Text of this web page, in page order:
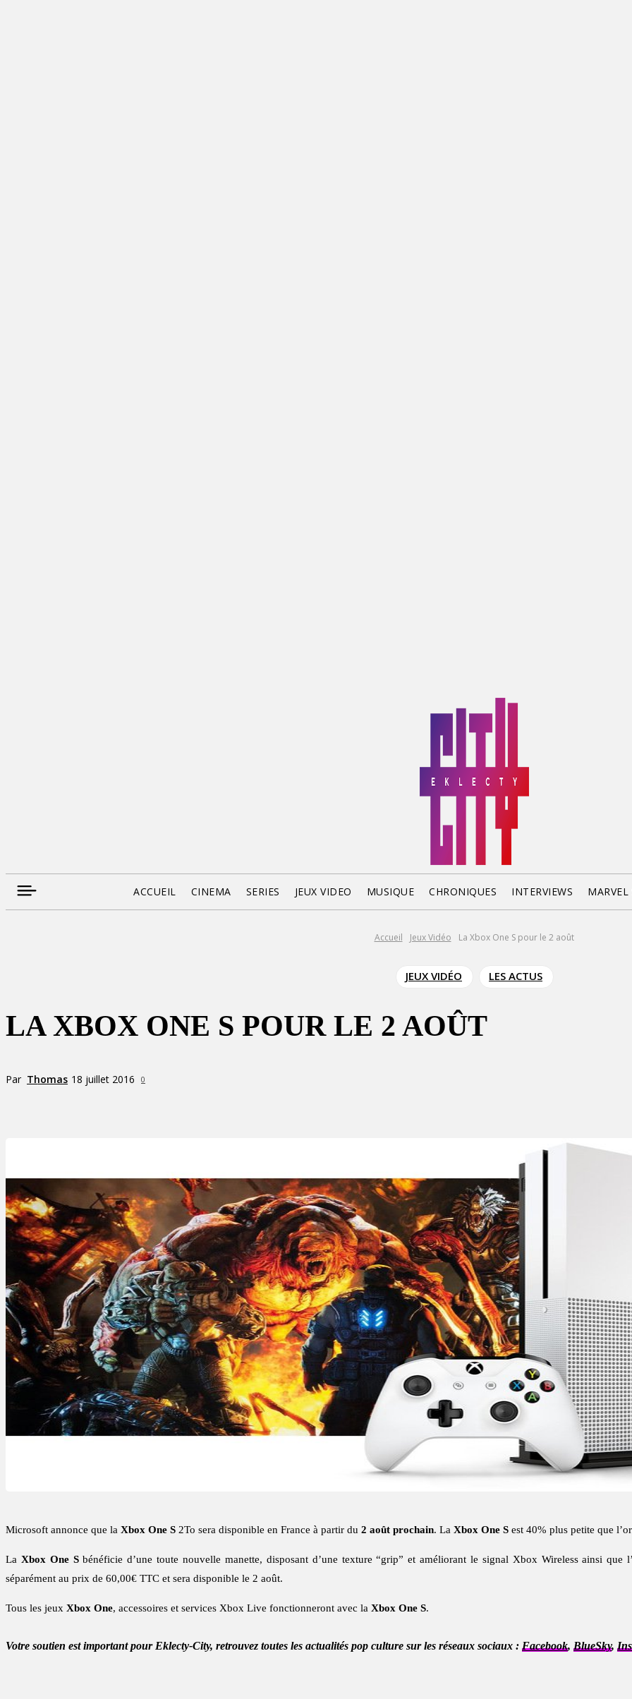
ACCUEIL CINEMA SERIES JEUX VIDEO MUSIQUE CHRONIQUES INTERVIEWS
Accueil Jeux Vidéo La Xbox One S pour le 2 août
JEUX VIDÉO LES ACTUS
LA XBOX ONE S POUR LE 2 AOÛT
Par Thomas 18 juillet 2016 0
Microsoft annonce que la Xbox One S 2To sera disponible en France à partir du 2 août prochain. La Xbox One S est 40% plus petite que
La Xbox One Sbénéficie d’une toute nouvelle manette, disposant d’une texture “grip” et améliorant le signal Xbox Wireless ainsi que
séparément au prix de 60,00€ TTC et sera disponible le 2 août.
Tous les jeux Xbox One, accessoires et services Xbox Live fonctionneront avec la Xbox One S.
Votre soutien est important pour Eklecty-City, retrouvez toutes les actualités pop culture sur les réseaux sociaux : Facebook, BlueSky,